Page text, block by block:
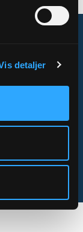
detaljer